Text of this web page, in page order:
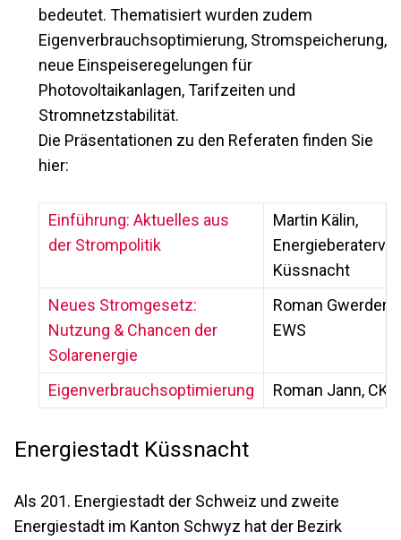
bedeutet. Thematisiert wurden zudem
Eigenverbrauchsoptimierung, Stromspeicherung,
neue Einspeiseregelungen für
Photovoltaikanlagen, Tarifzeiten und
Stromnetzstabilität.
Die Präsentationen zu den Referaten finden Sie
hier:
Einführung: Aktuelles aus
der Strompolitik
Martin Kälin,
Küssnacht
Neues Stromgesetz:
Nutzung & Chancen der
Solarenergie
Roman Gwerder,
EWS
Eigenverbrauchsoptimierung Roman Jann,
Energiestadt Küssnacht
Als 201. Energiestadt der Schweiz und zweite
Energiestadt im Kanton Schwyz hat der Bezirk